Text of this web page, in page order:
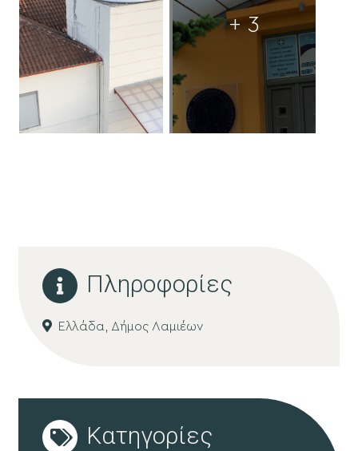
+ 3
Πληροφορίες
Ελλάδα, Δήμος Λαμιέων
Κατηγορίες